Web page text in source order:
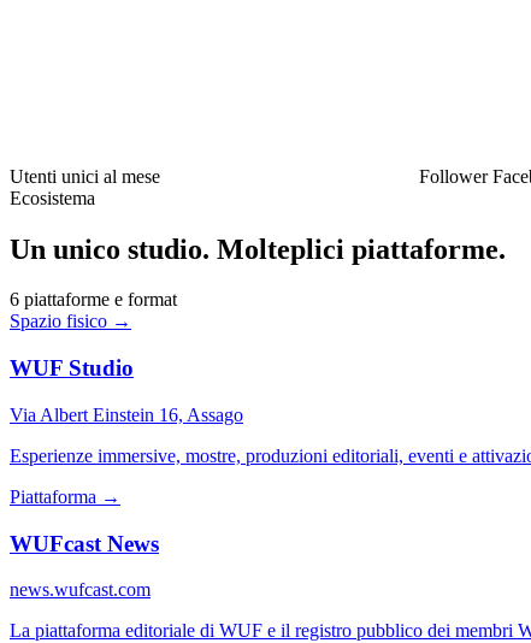
Utenti unici al mese
Follower
Ecosistema
Un unico studio. Molteplici piattaforme.
6 piattaforme e format
Spazio fisico →
WUF Studio
Via Albert Einstein 16, Assago
Esperienze immersive, mostre, produzioni editoriali, eventi e
Piattaforma →
WUFcast News
news.wufcast.com
La piattaforma editoriale di WUF e il registro pubblico dei membri